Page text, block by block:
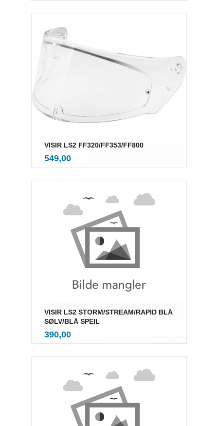
VISIR LS2 FF320/FF353/FF800
Pris
549,00mva.
VISIR LS2 STORM/STREAM/RAPID BLÅ
SØLV/BLÅ SPEIL
Pris
390,00mva.